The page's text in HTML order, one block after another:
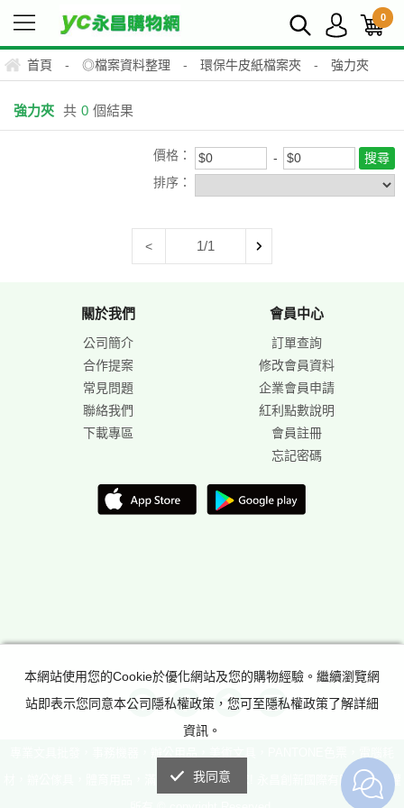
0
首頁 - ◎檔案資料整理 - 環保牛皮紙檔案夾 - 強力夾
強力夾 共 0 個結果
價格：
排序：
< 1/1
關於我們
公司簡介
合作提案
常見問題
聯絡我們
下載專區
會員中心
訂單查詢
修改會員資料
企業會員申請
紅利點數說明
會員註冊
忘記密碼
材，辦公傢具，體育用品，滿足所有辦公室需求! 永昌創新國際有限公司 版權
本網站使用您的Cookie於優化網站及您的購物經驗。繼續瀏覽網
站即表示您同意本公司隱私權政策，您可至隱私權政策了解詳細
資訊。
我同意